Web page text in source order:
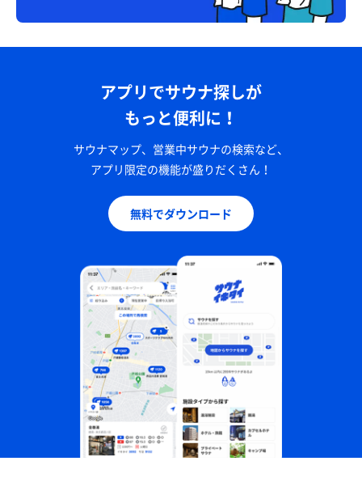
アプリでサウナ探しが
もっと便利に！
サウナマップ、営業中サウナの検索など、
アプリ限定の機能が盛りだくさん！
無料でダウンロード